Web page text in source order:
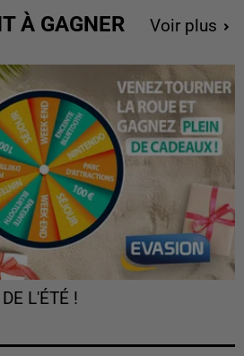
À GAGNER Voir plus
L'ÉTÉ !